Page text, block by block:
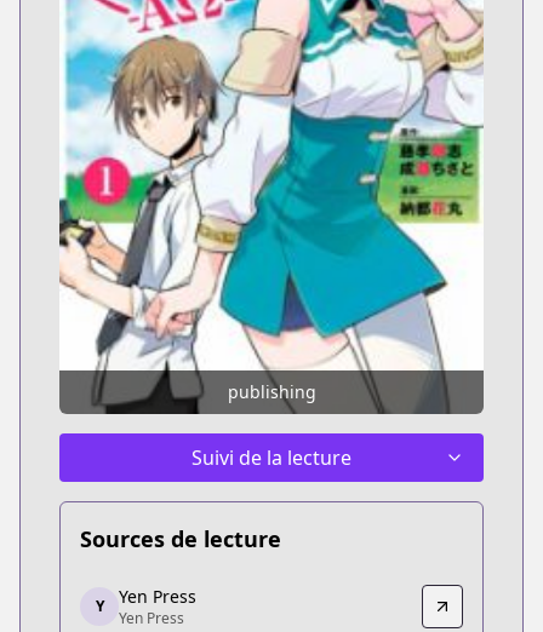
publishing
Suivi de la lecture
Sources de lecture
Yen Press
Yen Press
Y Yen Press
Yen Press